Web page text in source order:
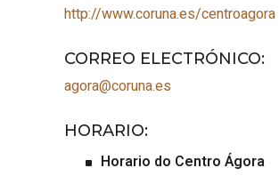
http://www.coruna.es/centroagora
CORREO ELECTRÓNICO:
agora@coruna.es
HORARIO:
Horario do Centro Ágora